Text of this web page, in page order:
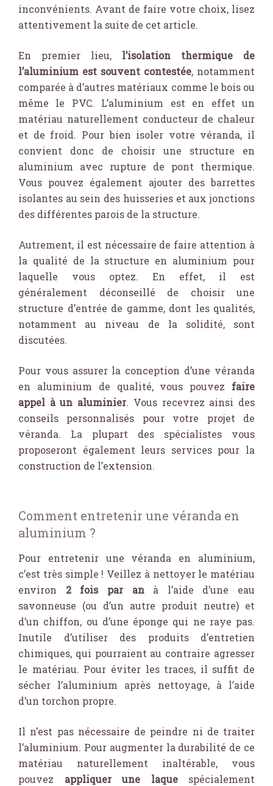
inconvénients. Avant de faire votre choix, lisez
attentivement la suite de cet article.
En premier lieu, l’isolation thermique de
l’aluminium est souvent contestée, notamment
comparée à d’autres matériaux comme le bois ou
même le PVC. L’aluminium est en effet un
matériau naturellement conducteur de chaleur
et de froid. Pour bien isoler votre véranda, il
convient donc de choisir une structure en
aluminium avec rupture de pont thermique.
Vous pouvez également ajouter des barrettes
isolantes au sein des huisseries et aux jonctions
des différentes parois de la structure.
Autrement, il est nécessaire de faire attention à
la qualité de la structure en aluminium pour
laquelle vous optez. En effet, il est
généralement déconseillé de choisir une
structure d’entrée de gamme, dont les qualités,
notamment au niveau de la solidité, sont
discutées.
Pour vous assurer la conception d’une véranda
en aluminium de qualité, vous pouvez faire
appel à un aluminier. Vous recevrez ainsi des
conseils personnalisés pour votre projet de
véranda. La plupart des spécialistes vous
proposeront également leurs services pour la
construction de l’extension.
Comment entretenir une véranda en
aluminium ?
Pour entretenir une véranda en aluminium,
c’est très simple ! Veillez à nettoyer le matériau
environ 2 fois par anà l’aide d’une eau
savonneuse (ou d’un autre produit neutre) et
d’un chiffon, ou d’une éponge qui ne raye pas.
Inutile d’utiliser des produits d’entretien
chimiques, qui pourraient au contraire agresser
le matériau. Pour éviter les traces, il suffit de
sécher l’aluminium après nettoyage, à l’aide
d’un torchon propre.
Il n’est pas nécessaire de peindre ni de traiter
l’aluminium. Pour augmenter la durabilité de ce
matériau naturellement inaltérable, vous
pouvez appliquer une laquespécialement